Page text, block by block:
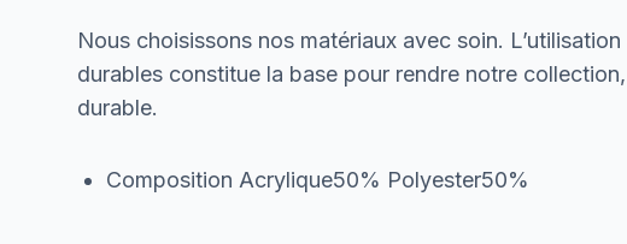
Nous choisissons nos matériaux avec soin.
durables constitue la base pour rendre notre
durable.
Composition Acrylique50% Polyester50%